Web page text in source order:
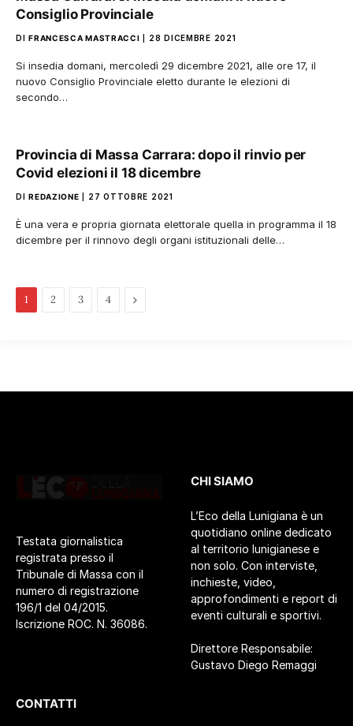
Consiglio Provinciale
DI FRANCESCA MASTRACCI 28 DICEMBRE 2021
Si insedia domani, mercoledì 29 dicembre 2021, alle ore 17, il
nuovo Consiglio Provinciale eletto durante le elezioni di
secondo…
Provincia di Massa Carrara: dopo il rinvio per
Covid elezioni il 18 dicembre
DI REDAZIONE 27 OTTOBRE 2021
È una vera e propria giornata elettorale quella in programma il 18
dicembre per il rinnovo degli organi istituzionali delle…
1 2 3 4
Pagina
Testata giornalistica
registrata presso il
Tribunale di Massa con il
numero di registrazione
196/1 del 04/2015.
Iscrizione ROC. N. 36086.
CHI SIAMO
L’Eco della Lunigiana è un
quotidiano online dedicato
al territorio lunigianese e
non solo. Con interviste,
inchieste, video,
approfondimenti e report di
eventi culturali e sportivi.
Direttore Responsabile:
Gustavo Diego Remaggi
CONTATTI